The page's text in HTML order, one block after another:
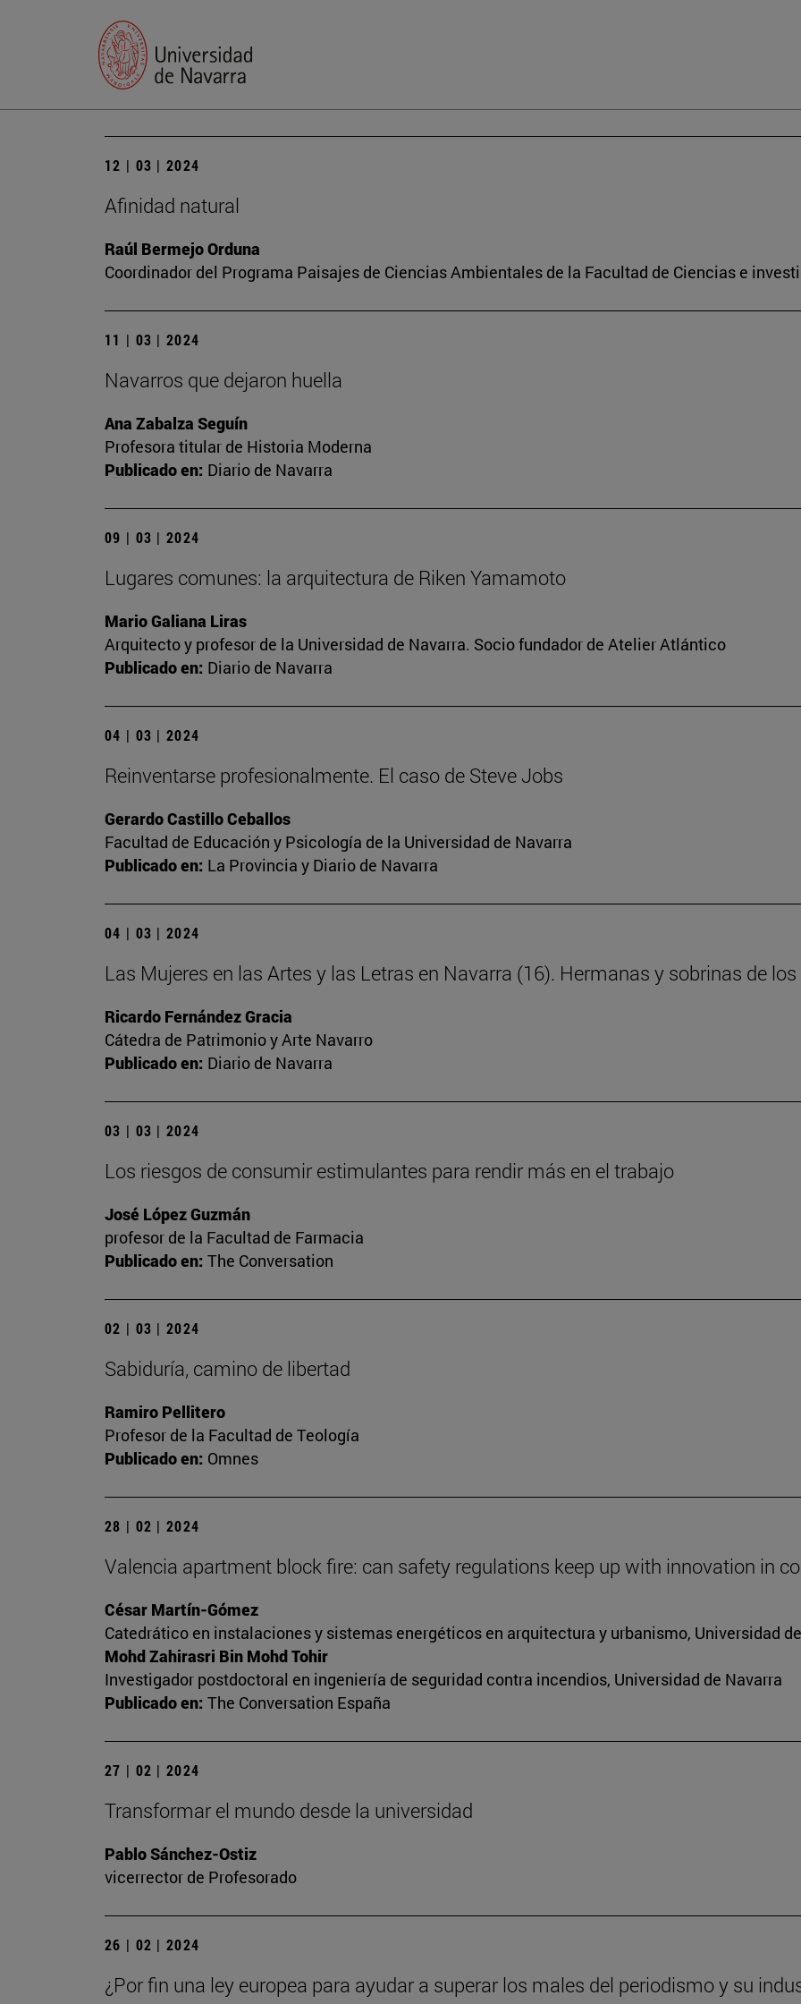
12 | 03 | 2024
Afinidad natural
Raúl Bermejo Orduna
Coordinador del Programa Paisajes de Ciencias Ambientales de la Facultad de Ciencias e
11 | 03 | 2024
Navarros que dejaron huella
Ana Zabalza Seguín
Profesora titular de Historia Moderna
Publicado en: Diario de Navarra
09 | 03 | 2024
Lugares comunes: la arquitectura de Riken Yamamoto
Mario Galiana Liras
Arquitecto y profesor de la Universidad de Navarra. Socio fundador de Atelier Atlántico
Publicado en: Diario de Navarra
04 | 03 | 2024
Reinventarse profesionalmente. El caso de Steve Jobs
Gerardo Castillo Ceballos
Facultad de Educación y Psicología de la Universidad de Navarra
Publicado en: La Provincia y Diario de Navarra
04 | 03 | 2024
Las Mujeres en las Artes y las Letras en Navarra (16). Hermanas y sobrinas de
Ricardo Fernández Gracia
Cátedra de Patrimonio y Arte Navarro
Publicado en: Diario de Navarra
03 | 03 | 2024
Los riesgos de consumir estimulantes para rendir más en el trabajo
José López Guzmán
profesor de la Facultad de Farmacia
Publicado en: The Conversation
02 | 03 | 2024
Sabiduría, camino de libertad
Ramiro Pellitero
Profesor de la Facultad de Teología
Publicado en: Omnes
28 | 02 | 2024
Valencia apartment block fire: can safety regulations keep up with innovation in
César Martín-Gómez
Catedrático en instalaciones y sistemas energéticos en arquitectura y urbanismo, Universidad
Mohd Zahirasri Bin Mohd Tohir
Investigador postdoctoral en ingeniería de seguridad contra incendios, Universidad de Navarra
Publicado en: The Conversation España
27 | 02 | 2024
Transformar el mundo desde la universidad
Pablo Sánchez-Ostiz
vicerrector de Profesorado
26 | 02 | 2024
¿Por fin una ley europea para ayudar a superar los males del periodismo y su